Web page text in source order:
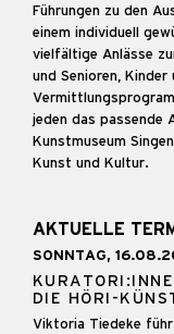
Führungen zu den
einem individuell
vielfältige Anlässe
und Senioren,
jeden das passende
Kunstmuseum
Kunst und
AKTUELLE
SONNTAG,
DIE HÖRI-
Viktoria Tiedeke